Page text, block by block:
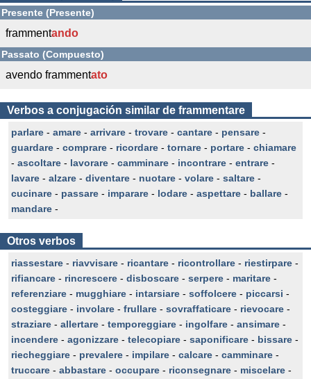
Presente (Presente)
frammentando
Passato (Compuesto)
avendo frammentato
Verbos a conjugación similar de frammentare
parlare - amare - arrivare - trovare - cantare - pensare -
guardare - comprare - ricordare - tornare - portare - chiamare
- ascoltare - lavorare - camminare - incontrare - entrare -
lavare - alzare - diventare - nuotare - volare - saltare -
cucinare - passare - imparare - lodare - aspettare - ballare -
mandare -
Otros verbos
riassestare - riavvisare - ricantare - ricontrollare - riestirpare -
rifiancare - rincrescere - disboscare - serpere - maritare -
referenziare - mugghiare - intarsiare - soffolcere - piccarsi -
costeggiare - involare - frullare - sovraffaticare - rievocare -
straziare - allertare - temporeggiare - ingolfare - ansimare -
incendere - agonizzare - telecopiare - saponificare - bissare -
riecheggiare - prevalere - impilare - calcare - camminare -
truccare - abbastare - occupare - riconsegnare - miscelare -